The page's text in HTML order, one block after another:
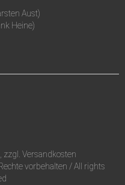
Aust)
Heine)
Versandkosten
vorbehalten / All rights